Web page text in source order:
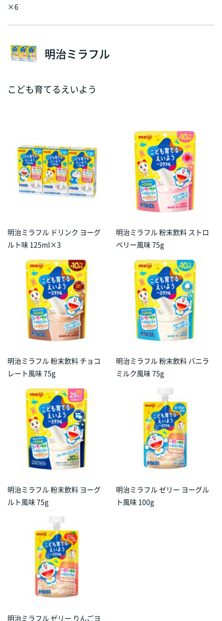
×6
明治ミラフル
こども育てるえいよう
明治ミラフル ドリンク ヨーグ
ルト味 125ml×3
明治ミラフル 粉末飲料 ストロ
ベリー風味 75g
明治ミラフル 粉末飲料 チョコ
レート風味 75g
明治ミラフル 粉末飲料 バニラ
ミルク風味 75g
明治ミラフル 粉末飲料 ヨーグ
ルト風味 75g
明治ミラフル ゼリー ヨーグル
ト風味 100g
明治ミラフル ゼリー りんごヨ